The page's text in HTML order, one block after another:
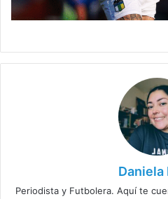
Daniela
Periodista y Futbolera. Aquí te